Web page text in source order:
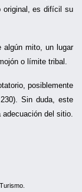
original, es difícil su
algún mito, un lugar
o límite tribal.
posiblemente
Sin duda, este
adecuación del sitio.